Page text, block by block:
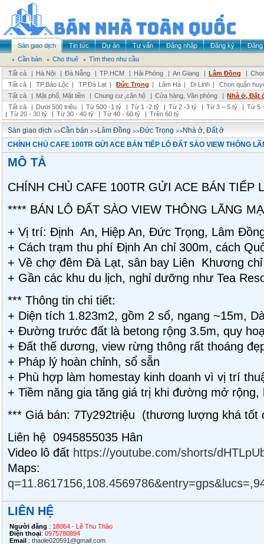
Sàn giao dịch Tin tức Dự án Tư vấn Đăng nhập Đăng ký
Đăng
Cần bán
Cho thuê
Tìm theo nhu cầu
Tất cả
| Hà Nội | Đà Nẵng | TP HCM | Hải Phòng | An Giang | Lâm Đồng |
Tất cả | TP.Bảo Lộc | TP.Đà Lạt | Đức Trọng | Lâm Hà | Di Linh |
Chọn quận
Tất cả
| Mặt phố, Mặt tiền | Chung cư ,căn hộ | Cửa hàng, Văn phòng | Nhà ở, Đất
Tất cả
| Dưới 500 triệu | Từ 500 -1 tỷ | Từ 1 -2 tỷ | Từ 2 -3 tỷ | Từ 3 – 5 tỷ | Từ 5
| Từ 20 - 30 tỷ | Từ 30 - 40 tỷ | Từ 40 - 60 tỷ | Trên 60 tỷ
Sàn giao dịch >>Cần bán >>Lâm Đồng >>Đức Trọng >>Nhà ở, Đất ở
CHÍNH CHỦ CAFE 100TR GỬI ACE BÁN TIẾP LÔ ĐẤT SÀO VIEW THÔNG
MÔ TẢ
CHÍNH CHỦ CAFE 100TR GỬI ACE BÁN
**** BÁN LÔ ĐẤT SÀO VIEW THÔNG LÃNG
+ Vị trí: Định An, Hiệp An, Đức Trọng, Lâm
+ Cách trạm thu phí Định An chỉ 300m, cách
+ Về chợ đêm Đà Lạt, sân bay Liên Khương
+ Gần các khu du lịch, nghỉ dưỡng như Tea
*** Thông tin chi tiết:
+ Diện tích 1.823m2, gồm 2 sổ, ngang ~15m,
+ Đường trước đất là betong rộng 3.5m, quy
+ Đất thế dương, view rừng thông rất thoáng
+ Pháp lý hoàn chỉnh, sổ sẵn
+ Phù hợp làm homestay kinh doanh vì vị trí
+ Tiềm năng gia tăng giá trị khi đường mở
*** Giá bán: 7Ty292triệu (thương lượng khá tốt
Liên hệ 0945855035 Hân
Video lô đất https://youtube.com/shorts/
LIÊN HỆ
Người đăng : 18064 - Lê Thu Thảo
Điện thoại: 0975780894
Email : thaole020591@gmail.com